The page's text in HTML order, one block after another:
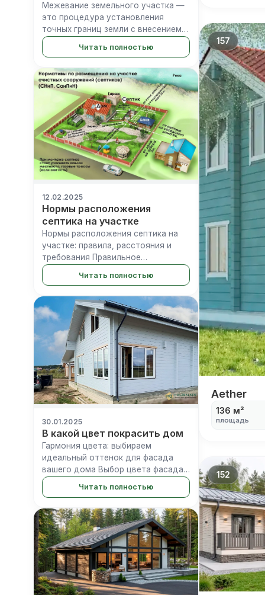
Межевание земельного участка —
это процедура установления
точных границ земли с внесением
координат в ЕГРН. При отсутствии
этих данных Росреестр в
приостанавливает регистрацию
сделок купли-продажи...
Читать полностью
12.02.2025
Нормы расположения
септика на участке
Нормы расположения септика на
участке: правила, расстояния и
требования Правильное
размещение септика на земельном
участке — не просто
условие для комфортного
проживания, сохранения
здоровья...
Читать полностью
30.01.2025
В какой цвет покрасить дом
Гармония цвета: выбираем
идеальный оттенок для фасада
вашего дома Выбор цвета фасада
— это не простое решение, а
ключевой момент, определяющий
атмосферу вашего дома, а
также&#8230;
Читать полностью
157
Aether
Aether
136 м²
площадь
152